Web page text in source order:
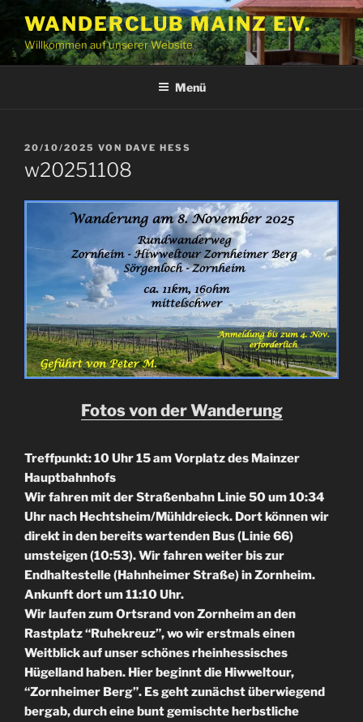
Inhalt
springen
WANDERCLUB MAINZ E.V.
Willkommen auf unserer Website
Menü
VERÖFFENTLICHT
AM
20/10/2025 VON DAVE HESS
w20251108
Fotos von der Wanderung
Treffpunkt: 10 Uhr 15 am Vorplatz des Mainzer
Hauptbahnhofs
Wir fahren mit der Straßenbahn Linie 50 um 10:34
Uhr nach Hechtsheim/Mühldreieck. Dort können wir
direkt in den bereits wartenden Bus (Linie 66)
umsteigen (10:53). Wir fahrenweiter bis zur
Endhaltestelle (Hahnheimer Straße) in Zornheim.
Ankunft dort um 11:10 Uhr.
Wir laufen zum Ortsrand von Zornheim an den
Rastplatz “Ruhekreuz”, wo wir erstmals einen
Weitblick auf unser schönes rheinhessisches
Hügelland haben. Hier beginnt die Hiwweltour,
“Zornheimer Berg”. Es geht zunächst überwiegend
bergab, durch eine bunt gemischte herbstliche